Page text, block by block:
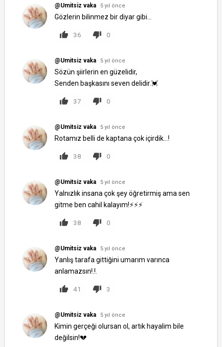
@Umitsiz vaka 5 yıl önce
Gözlerin bilinmez bir diyar gibi...
36 0
@Umitsiz vaka 5 yıl önce
Sözün şiirlerin en güzelidir,
Senden başkasını seven delidir.💓
37 0
@Umitsiz vaka 5 yıl önce
Rotamız belli de kaptana çok içirdik...!
38 0
@Umitsiz vaka 5 yıl önce
Yalnızlık insana çok şey öğretirmiş ama sen
gitme ben cahil kalayım!⚡⚡⚡
38 0
@Umitsiz vaka 5 yıl önce
Yanlış tarafa gittiğini umarım varınca
anlamazsın!.!.
41 3
@Umitsiz vaka 5 yıl önce
Kimin gerçeği olursan ol, artık hayalim bile
değilsin!💔